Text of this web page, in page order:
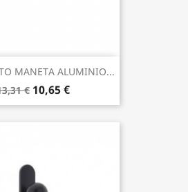
MANETA ALUMINIO...
€ 10,65 €